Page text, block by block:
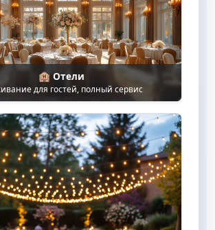
🏨 Отели
для гостей, полный сервис